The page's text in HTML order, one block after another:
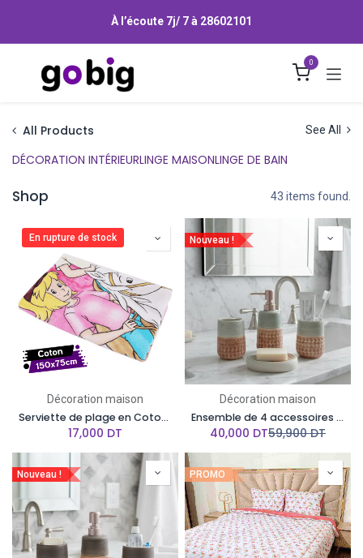
À l’écoute 7j/ 7 à 28602101
0
All Products See All
DÉCORATION INTÉRIEURLINGE MAISONLINGE DE BAIN
Shop 43 items found.
En rupture de stock
Décoration maison
Serviette de plage en Coton - 150 x 75 cm
17,000 DT
Nouveau !
Décoration maison
Ensemble de 4 accessoires de salle de bain en céramique GOLDEN HOUSE
40,000 DT59,900DT
Nouveau ! PROMO